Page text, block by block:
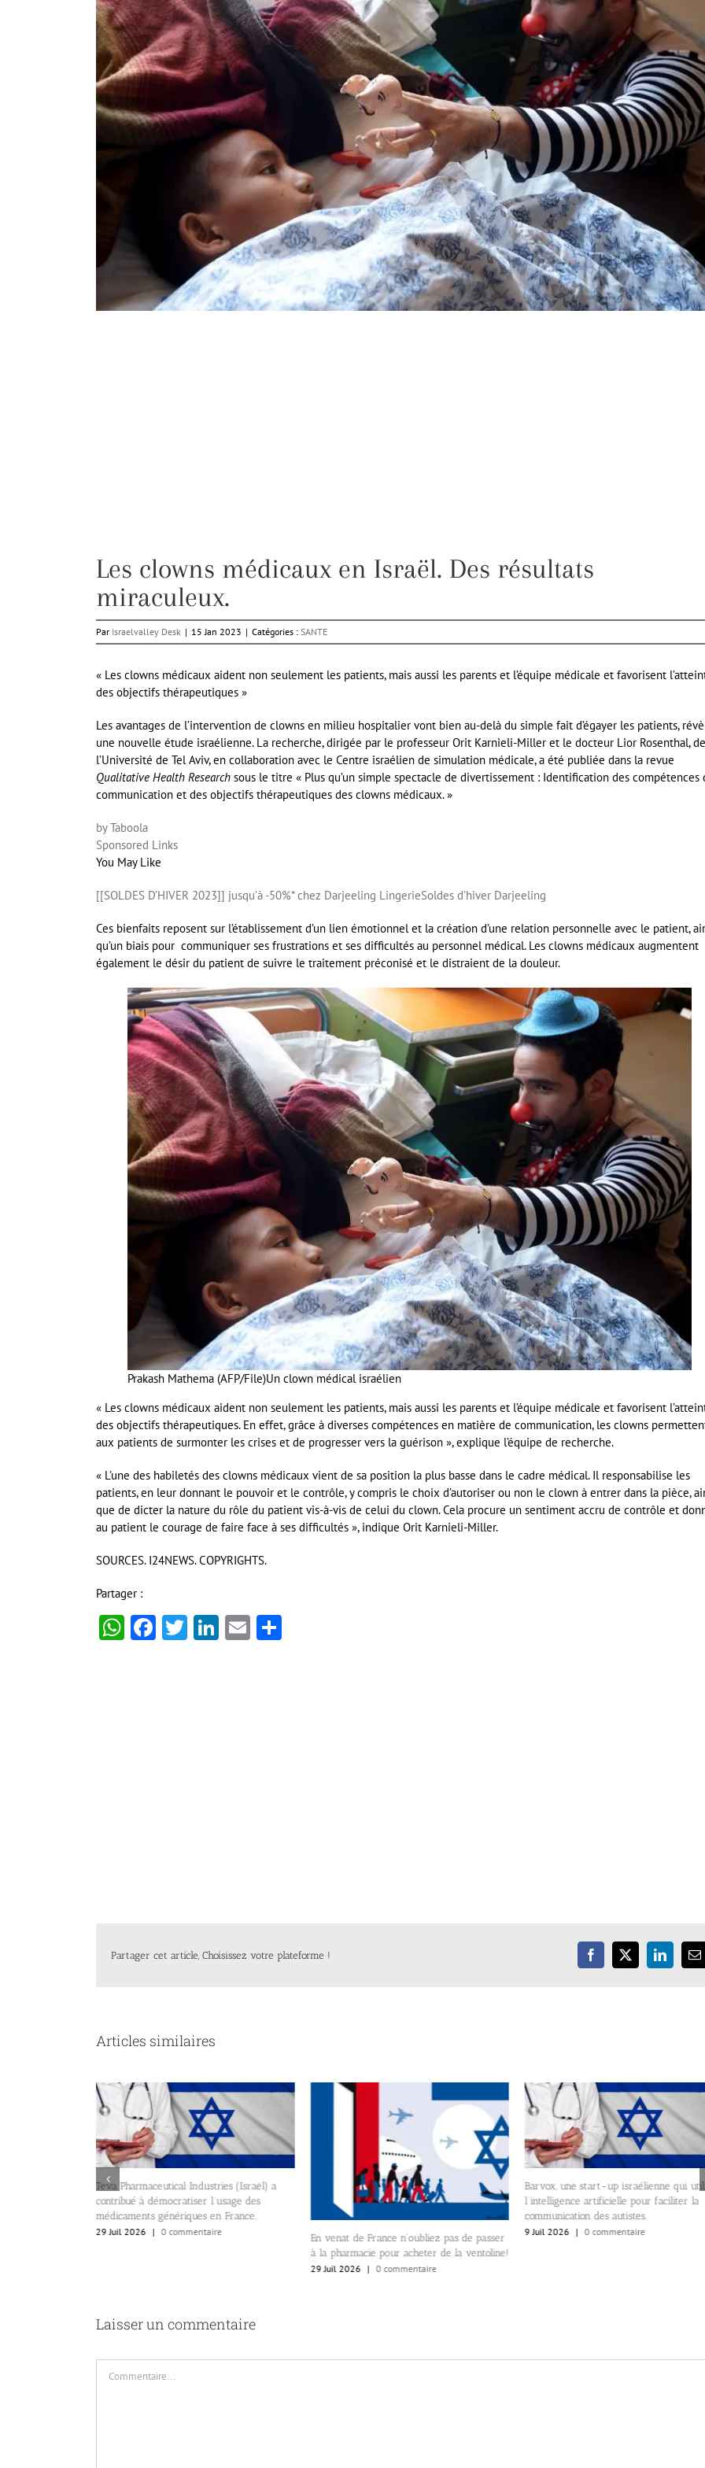
Les clowns médicaux en Israël. Des résultats
miraculeux.
Par Israelvalley Desk | 15 Jan 2023 | Catégories : SANTE
« Les clowns médicaux aident non seulement les patients, mais aussi les parents et l’équipe médicale et favorisent
des objectifs thérapeutiques »
Les avantages de l’intervention de clowns en milieu hospitalier vont bien au-delà du simple fait d’égayer les patients,
une nouvelle étude israélienne. La recherche, dirigée par le professeur Orit Karnieli-Miller et le docteur Lior Rosenthal, de
l’Université de Tel Aviv, en collaboration avec le Centre israélien de simulation médicale, a été publiée dans la revue
Qualitative Health Research sous le titre « Plus qu’un simple spectacle de divertissement : Identification des compétences
communication et des objectifs thérapeutiques des clowns médicaux. »
by Taboola
Sponsored Links
You May Like
[[SOLDES D’HIVER 2023]] jusqu’à -50%* chez Darjeeling LingerieSoldes d’hiver Darjeeling
Ces bienfaits reposent sur l’établissement d’un lien émotionnel et la création d’une relation personnelle avec le patient,
qu’un biais pour communiquer ses frustrations et ses difficultés au personnel médical. Les clowns médicaux augmentent
également le désir du patient de suivre le traitement préconisé et le distraient de la douleur.
Prakash Mathema (AFP/File)Un clown médical israélien
« Les clowns médicaux aident non seulement les patients, mais aussi les parents et l’équipe médicale et favorisent
des objectifs thérapeutiques. En effet, grâce à diverses compétences en matière de communication, les clowns
aux patients de surmonter les crises et de progresser vers la guérison », explique l’équipe de recherche.
« L’une des habiletés des clowns médicaux vient de sa position la plus basse dans le cadre médical. Il responsabilise les
patients, en leur donnant le pouvoir et le contrôle, y compris le choix d’autoriser ou non le clown à entrer dans la pièce,
que de dicter la nature du rôle du patient vis-à-vis de celui du clown. Cela procure un sentiment accru de contrôle et
au patient le courage de faire face à ses difficultés », indique Orit Karnieli-Miller.
SOURCES. I24NEWS. COPYRIGHTS.
Partager :
WhatsApp
Facebook
Twitter
LinkedIn
Email
Partager cet article, Choisissez votre plateforme ! Facebook
X LinkedIn
Articles similaires
En venat de France n’oubliez pas de passer
Barvox, une start-up israélienne qui utilise
l’intelligence artificielle pour faciliter la
communication des autistes.
9 Juil 2026
0 commentaire
Une hémorragie sous-conjonctivale.
israéliens surpris encore une fois par
Laisser un commentaire